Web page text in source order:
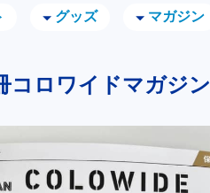
グッズ マガジン
コロワイドマガジン